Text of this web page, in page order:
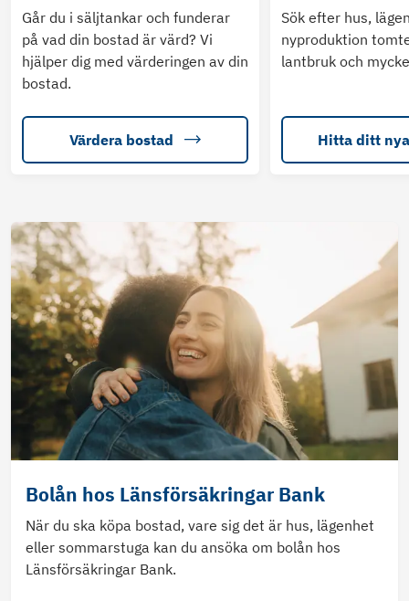
Går du i säljtankar och funderar
på vad din bostad är värd? Vi
hjälper dig med värderingen av din
bostad.
Värdera bostad
Sök efter hus,
nyproduktion
lantbruk och
Hitta ditt
Bolån hos Länsförsäkringar Bank
När du ska köpa bostad, vare sig det är hus, lägenhet
eller sommarstuga kan du ansöka om bolån hos
Länsförsäkringar Bank.